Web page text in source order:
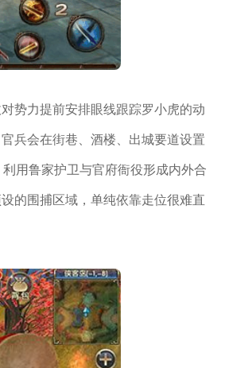
势力提前安排眼线跟踪罗小虎的动
兵会在街巷、酒楼、出城要道设置
用鲁家护卫与官府衙役形成内外合
的围捕区域，单纯依靠走位很难直